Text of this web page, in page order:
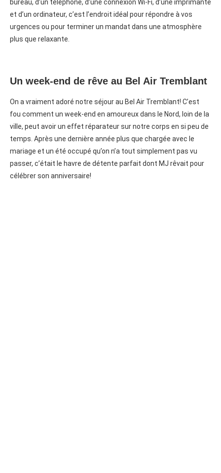
bureau, d’un téléphone, d’une connexion Wi-Fi, d’une imprimante
et d’un ordinateur, c’est l’endroit idéal pour répondre à vos
urgences ou pour terminer un mandat dans une atmosphère
plus que relaxante.
Un week-end de rêve au Bel Air Tremblant
On a vraiment adoré notre séjour au Bel Air Tremblant! C’est
fou comment un week-end en amoureux dans le Nord, loin de la
ville, peut avoir un effet réparateur sur notre corps en si peu de
temps. Après une dernière année plus que chargée avec le
mariage et un été occupé qu’on n’a tout simplement pas vu
passer, c’était le havre de détente parfait dont MJ rêvait pour
célébrer son anniversaire! ⁠